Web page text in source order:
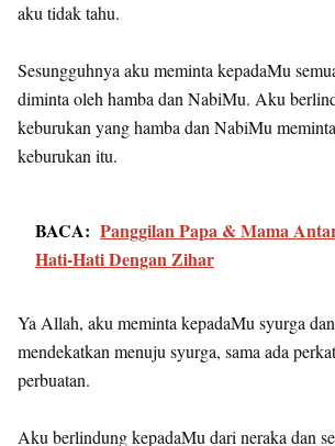
aku tidak tahu.
Sesungguhnya aku meminta kepadaMu
diminta oleh hamba dan NabiMu. Aku
keburukan yang hamba dan NabiMu
keburukan itu.
BACA: Panggilan Papa & Mama
Hati-Hati Dengan Zihar
Ya Allah, aku meminta kepadaMu syurga
mendekatkan menuju syurga, sama ada
perbuatan.
Aku berlindung kepadaMu dari neraka dan